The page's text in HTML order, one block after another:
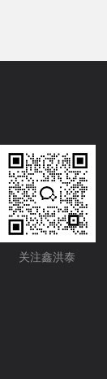
关注鑫洪泰